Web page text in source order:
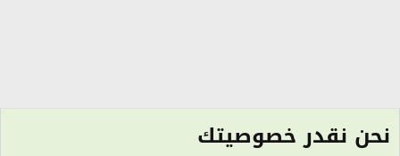
منتدى فرغ واش فى قلبك
نحن نقدر خصوصيتك